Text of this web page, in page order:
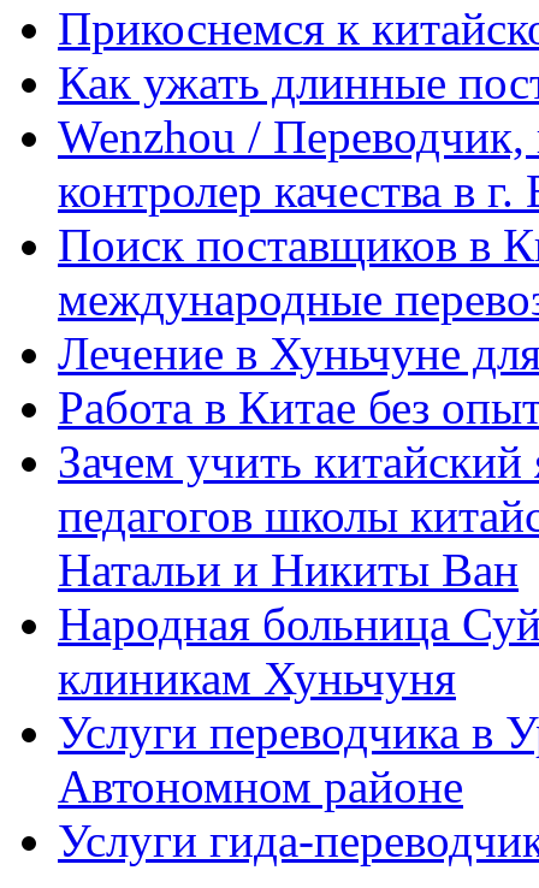
Прикоснемся к
Как ужать длинные
Wenzhou / Переводчик,
контролер качества в
Поиск поставщиков в
международные
Лечение в Хуньчуне
Работа в Китае без
Зачем учить
педагогов школы
Натальи и Никиты Ван
Народная больница
клиникам Хуньчуня
Услуги переводчика в
Автономном районе
Услуги гида-